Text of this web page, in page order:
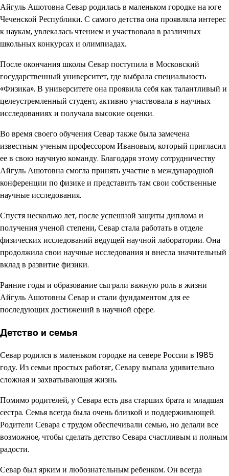
Айгуль Ашотовна Севар родилась в маленьком городке на юге
Чеченской Республики. С самого детства она проявляла интерес
к наукам, увлекалась чтением и участвовала в различных
школьных конкурсах и олимпиадах.
После окончания школы Севар поступила в Московский
государственный университет, где выбрала специальность
«Физика». В университете она проявила себя как талантливый и
целеустремленный студент, активно участвовала в научных
исследованиях и получала высокие оценки.
Во время своего обучения Севар также была замечена
известным ученым профессором Ивановым, который пригласил
ее в свою научную команду. Благодаря этому сотрудничеству
Айгуль Ашотовна смогла принять участие в международной
конференции по физике и представить там свои собственные
научные исследования.
Спустя несколько лет, после успешной защиты диплома и
получения ученой степени, Севар стала работать в отделе
физических исследований ведущей научной лаборатории. Она
продолжила свои научные исследования и внесла значительный
вклад в развитие физики.
Ранние годы и образование сыграли важную роль в жизни
Айгуль Ашотовны Севар и стали фундаментом для ее
последующих достижений в научной сфере.
Детство и семья
Севар родился в маленьком городке на севере России в 1985
году. Из семьи простых работяг, Севару выпала удивительно
сложная и захватывающая жизнь.
Помимо родителей, у Севара есть два старших брата и младшая
сестра. Семья всегда была очень близкой и поддерживающей.
Родители Севара с трудом обеспечивали семью, но делали все
возможное, чтобы сделать детство Севара счастливым и полным
радости.
Севар был ярким и любознательным ребенком. Он всегда